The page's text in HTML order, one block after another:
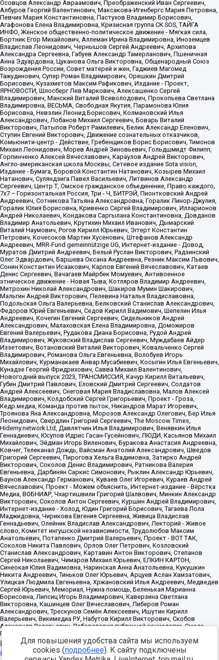
Источник:https://minjust.gov.ru/uploaded/files/reestr-
inostrannyih-agentov-22-03-2024.pdfданные на22.03.2024
Для повышения удобства сайта мы используем
cookies (подробнее). К сайту подключены